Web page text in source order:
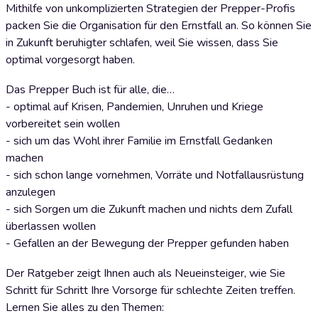
Mithilfe von unkomplizierten Strategien der Prepper-Profis
packen Sie die Organisation für den Ernstfall an. So können Sie
in Zukunft beruhigter schlafen, weil Sie wissen, dass Sie
optimal vorgesorgt haben.
Das Prepper Buch ist für alle, die…
- optimal auf Krisen, Pandemien, Unruhen und Kriege
vorbereitet sein wollen
- sich um das Wohl ihrer Familie im Ernstfall Gedanken
machen
- sich schon lange vornehmen, Vorräte und Notfallausrüstung
anzulegen
- sich Sorgen um die Zukunft machen und nichts dem Zufall
überlassen wollen
- Gefallen an der Bewegung der Prepper gefunden haben
Der Ratgeber zeigt Ihnen auch als Neueinsteiger, wie Sie
Schritt für Schritt Ihre Vorsorge für schlechte Zeiten treffen.
Lernen Sie alles zu den Themen: